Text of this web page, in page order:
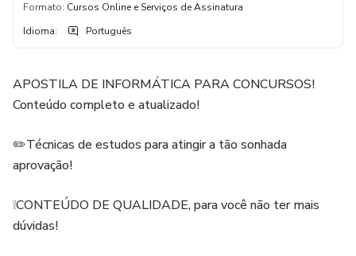
Formato: Cursos Online e Serviços de Assinatura
Idioma: Português
APOSTILA DE INFORMÁTICA PARA CONCURSOS!
Conteúdo completo e atualizado!
✏️Técnicas de estudos para atingir a tão sonhada
aprovação!
❕CONTEÚDO DE QUALIDADE, para você não ter mais
dúvidas!